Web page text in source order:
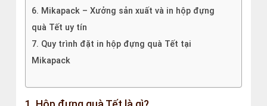
6. Mikapack – Xưởng sản xuất và in hộp đựng
quà Tết uy tín
7. Quy trình đặt in hộp đựng quà Tết tại
Mikapack